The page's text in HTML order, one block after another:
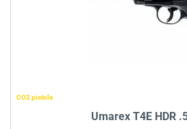
CO2 pistole
Umarex T4E HDR